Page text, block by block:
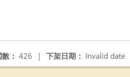
下架日期： Invalid date
： 426 |